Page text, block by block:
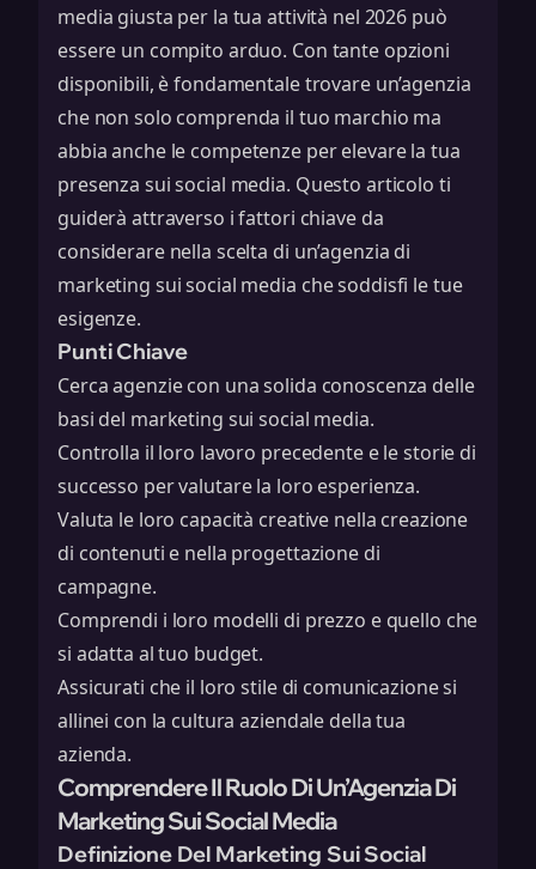
media giusta per la tua attività nel 2026 può
essere un compito arduo. Con tante opzioni
disponibili, è fondamentale trovare un’agenzia
che non solo comprenda il tuo marchio ma
abbia anche le competenze per elevare la tua
presenza sui social media. Questo articolo ti
guiderà attraverso i fattori chiave da
considerare nella scelta di un’agenzia di
marketing sui social media che soddisfi le tue
esigenze.
Punti Chiave
Cerca agenzie con una solida conoscenza delle
basi del marketing sui social media.
Controlla il loro lavoro precedente e le storie di
successo per valutare la loro esperienza.
Valuta le loro capacità creative nella creazione
di contenuti e nella progettazione di
campagne.
Comprendi i loro modelli di prezzo e quello che
si adatta al tuo budget.
Assicurati che il loro stile di comunicazione si
allinei con la cultura aziendale della tua
azienda.
Comprendere Il Ruolo Di Un’Agenzia Di
Marketing Sui Social Media
Definizione Del Marketing Sui Social